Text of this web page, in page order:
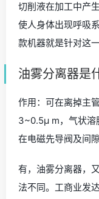
切削液在加工中产
使人身体出现呼吸
款机器就是针对这
油雾分离器是
作用：可在离掉主
3~0.5μ m，气状溶
在电磁先导阀及间
有，油雾分离器，
法不同。工商业发